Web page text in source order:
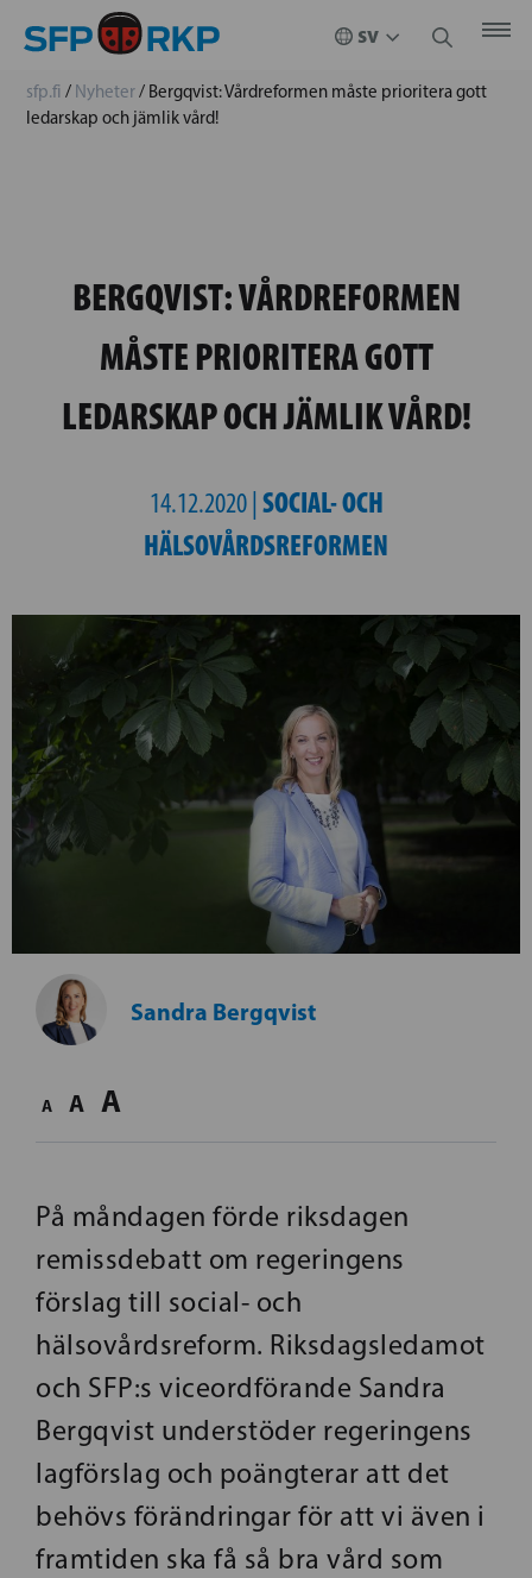
sfp.fi / Nyheter/ Bergqvist: Vårdreformen måste prioritera gott
ledarskap och jämlik vård!
BERGQVIST: VÅRDREFORMEN
MÅSTE PRIORITERA GOTT
LEDARSKAP OCH JÄMLIK VÅRD!
14.12.2020 | SOCIAL- OCH
HÄLSOVÅRDSREFORMEN
Sandra Bergqvist
A A A
På måndagen förde riksdagen
remissdebatt om regeringens
förslag till social- och
hälsovårdsreform. Riksdagsledamot
och SFP:s viceordförande Sandra
Bergqvist understöder regeringens
lagförslag och poängterar att det
behövs förändringar för att vi även i
framtiden ska få så bra vård som